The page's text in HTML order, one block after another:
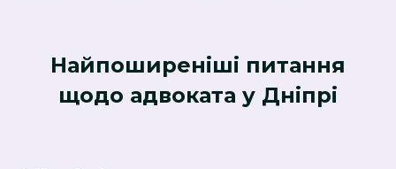
Найпоширеніші питання
щодо адвоката у Дніпрі